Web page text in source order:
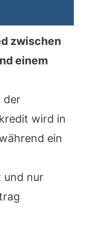
zwischen
einem
der
wird in
ein
und nur